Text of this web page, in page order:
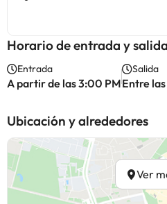
Horario de entrada y salida
Entrada
A partir de las 3:00 PM
Salida
Entre
Ubicación y alrededores
Ver